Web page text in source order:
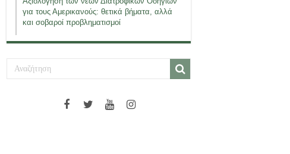
για τους Αμερικανούς: θετικά βήματα, αλλά
και σοβαροί προβληματισμοί